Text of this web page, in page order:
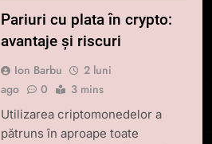
Pariuri cu plata în crypto:
avantaje și riscuri
Ion Barbu
2 luni
ago
0 3 mins
Utilizarea criptomonedelor a
pătruns în aproape toate